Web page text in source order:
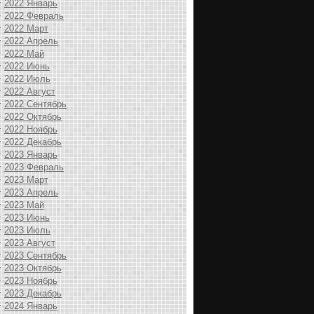
2022 Январь
2022 Февраль
2022 Март
2022 Апрель
2022 Май
2022 Июнь
2022 Июль
2022 Август
2022 Сентябрь
2022 Октябрь
2022 Ноябрь
2022 Декабрь
2023 Январь
2023 Февраль
2023 Март
2023 Апрель
2023 Май
2023 Июнь
2023 Июль
2023 Август
2023 Сентябрь
2023 Октябрь
2023 Ноябрь
2023 Декабрь
2024 Январь